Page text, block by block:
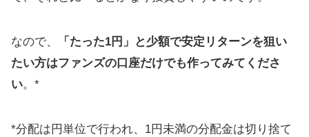
なので、
「たった1円」と少額で安定リターンを狙い
たい方はファンズの口座だけでも作ってみてくださ
い。*
*分配は円単位で行われ、1円未満の分配金は切り捨て